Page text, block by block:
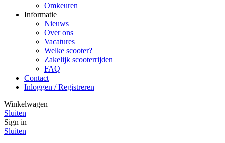
Omkeuren
Informatie
Nieuws
Over ons
Vacatures
Welke scooter?
Zakelijk scooterrijden
FAQ
Contact
Inloggen / Registreren
Winkelwagen
Sluiten
Sign in
Sluiten